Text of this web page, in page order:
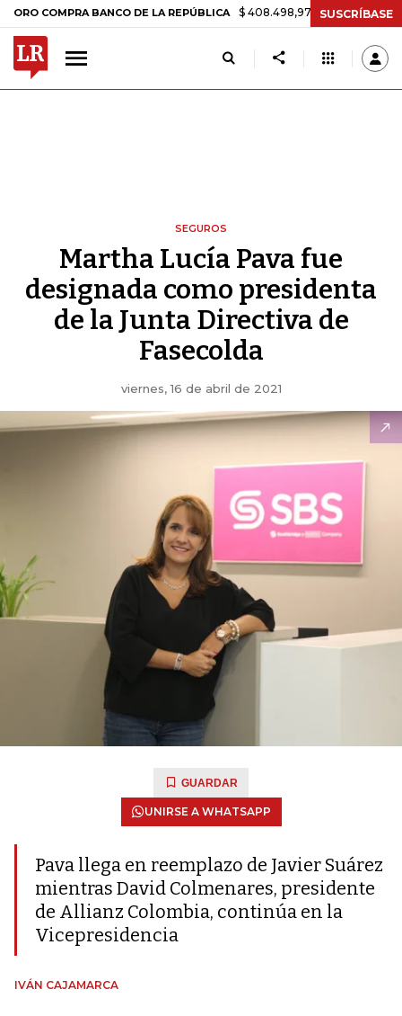
COMPRA BANCO DE LA REPÚBLICA $ 408.498,97 +$ 8.753,81 +2,19%
SUSCRÍBASE
SEGUROS
Martha Lucía Pava fue
designada como presidenta
de la Junta Directiva de
Fasecolda
viernes, 16 de abril de 2021
GUARDAR
UNIRSE A WHATSAPP
Pava llega en reemplazo de Javier Suárez
mientras David Colmenares, presidente
de Allianz Colombia, continúa en la
Vicepresidencia
IVÁN CAJAMARCA